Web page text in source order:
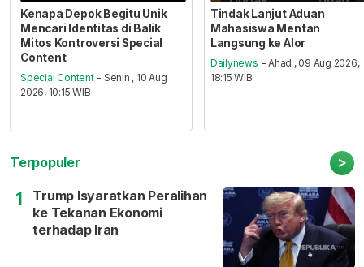
Kenapa Depok Begitu Unik
Mencari Identitas di Balik
Mitos Kontroversi Special
Content
Special Content - Senin , 10 Aug
2026, 10:15 WIB
Tindak Lanjut Aduan
Mahasiswa Mentan
Langsung ke Alor
Dailynews - Ahad , 09 Aug 2026,
18:15 WIB
Terpopuler >
1
Trump Isyaratkan Peralihan
ke Tekanan Ekonomi
terhadap Iran